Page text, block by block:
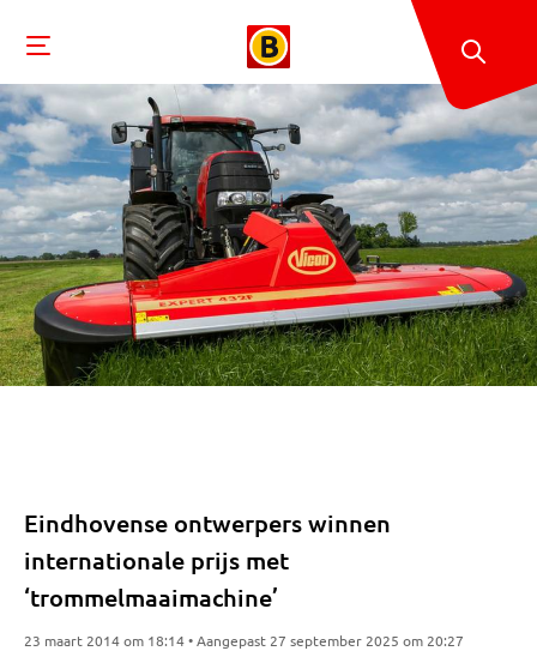
Eindhovense ontwerpers winnen
internationale prijs met
‘trommelmaaimachine’
23 maart 2014 om 18:14 • Aangepast 27 september 2025 om 20:27